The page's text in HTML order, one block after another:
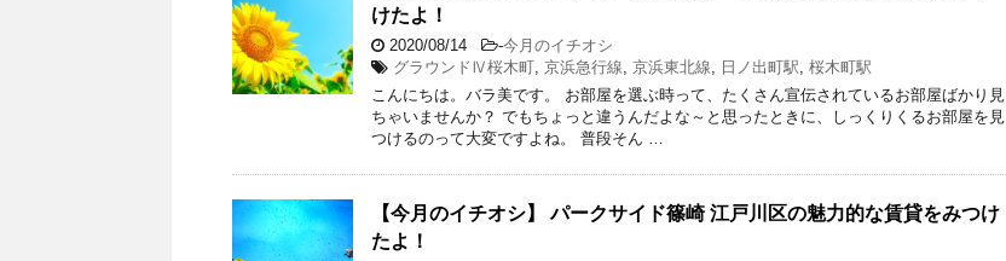
けたよ！
2020/08/14 -今月のイチオシ
グラウンドⅣ桜木町, 京浜急行線, 京浜東北線, 日ノ出町駅, 桜木町駅
こんにちは。バラ美です。 お部屋を選ぶ時って、たくさん宣伝されているお部屋ばかり見
ちゃいませんか？ でもちょっと違うんだよな～と思ったときに、しっくりくるお部屋を見
つけるのって大変ですよね。 普段そん …
【今月のイチオシ】 パークサイド篠崎 江戸川区の魅力的な賃貸をみつけ
たよ！